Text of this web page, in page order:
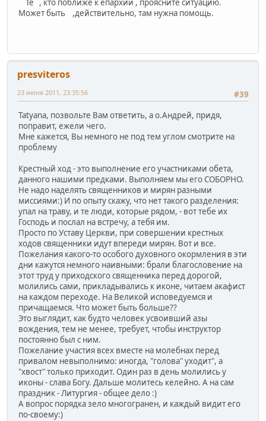
Те , кто поближе к епархии , проясните ситуацию.
Может быть ,действительно, там нужна помощь.
presviteros
#39
23 июня 2011, 23:35:56
Tatyana, позвольте Вам ответить, а о.Андрей, придя,
поправит, ежели чего.
Мне кажется, Вы немного не под тем углом смотрите на
проблему
Крестный ход - это выполнение его участниками обета,
данного нашими предками. Выполняем мы его СОБОРНО.
Не надо наделять священников и мирян разными
миссиями:) И по опыту скажу, что нет такого разделения:
упал на траву, и те люди, которые рядом, - вот тебе их
Господь и послал на встречу, а тебя им.
Просто по Уставу Церкви, при совершении крестных
ходов священники идут впереди мирян. Вот и все.
Пожелания какого-то особого духовного окормления в эти
дни кажутся немного наивными: брали благословение на
этот труд у приходского священника перед дорогой,
молились сами, прикладывались к иконе, читаем акафист
на каждом переходе. На Великой исповедуемся и
причащаемся. Что может быть больше??
Это выглядит, как будто человек усвоивший азы
вождения, тем не менее, требует, чтобы инструктор
постоянно был с ним.
Пожелание участия всех вместе на молебнах перед
привалом невыполнимо: иногда, "голова" уходит", а
"хвост" только приходит. Один раз в день молились у
иконы - слава Богу. Дальше молитесь келейно. А на сам
праздник - Литургия - общее дело :)
А вопрос порядка зело многогранен, и каждый видит его
по-своему:)